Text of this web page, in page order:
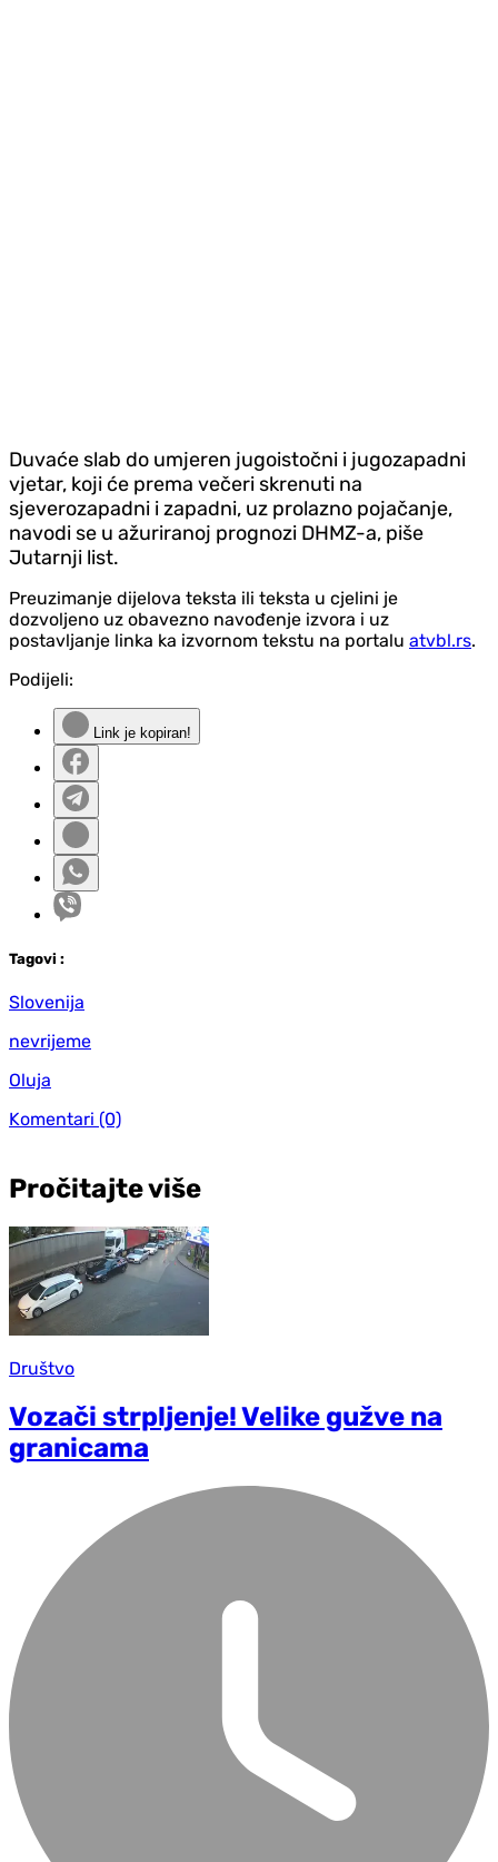
Duvaće slab do umjeren jugoistočni i jugozapadni
vjetar, koji će prema večeri skrenuti na
sjeverozapadni i zapadni, uz prolazno pojačanje,
navodi se u ažuriranoj prognozi DHMZ-a, piše
Jutarnji list.
Preuzimanje dijelova teksta ili teksta u cjelini je
dozvoljeno uz obavezno navođenje izvora i uz
postavljanje linka ka izvornom tekstu na portalu atvbl.rs.
Podijeli:
Link je kopiran!
Tagovi :
Slovenija
nevrijeme
Oluja
Komentari (0)
Pročitajte više
Društvo
Vozači strpljenje! Velike gužve na
granicama